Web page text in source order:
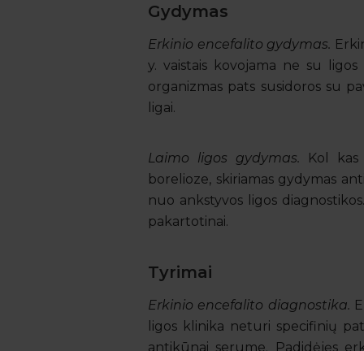
Gydymas
Erkinio encefalito gydymas.
y. vaistais kovojama ne su
organizmas pats susidoros su
ligai.
Laimo ligos gydymas. Kol kas
borelioze, skiriamas gydymas
nuo ankstyvos ligos
pakartotinai.
Tyrimai
Erkinio encefalito diagnostika.
ligos klinika neturi specifinių
antikūnai serume. Padidėjęs